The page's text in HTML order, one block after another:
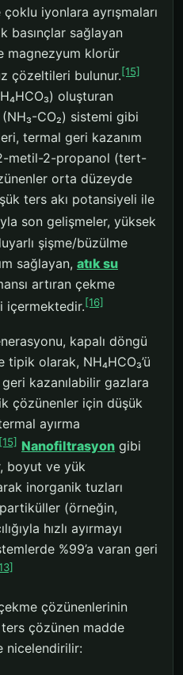
iyonlara ayrışmaları
basınçlar sağlayan
magnezyum klorür
çözeltileri bulunur.[15]
oluşturan
CO₂) sistemi gibi
termal geri kazanım
metil-2-propanol (tert-
orta düzeyde
ters akı potansiyeli ile
son gelişmeler, yüksek
şişme/büzülme
sağlayan, atık su
artıran çekme
içermektedir.[16]
kapalı döngü
olarak, NH₄HCO₃’ü
kazanılabilir gazlara
çözünenler için düşük
ayırma
[15] Nanofiltrasyon gibi
boyut ve yük
inorganik tuzları
(örneğin,
hızlı ayırmayı
%99’a varan geri
çözünenlerinin
ters çözünen madde
nicelendirilir: